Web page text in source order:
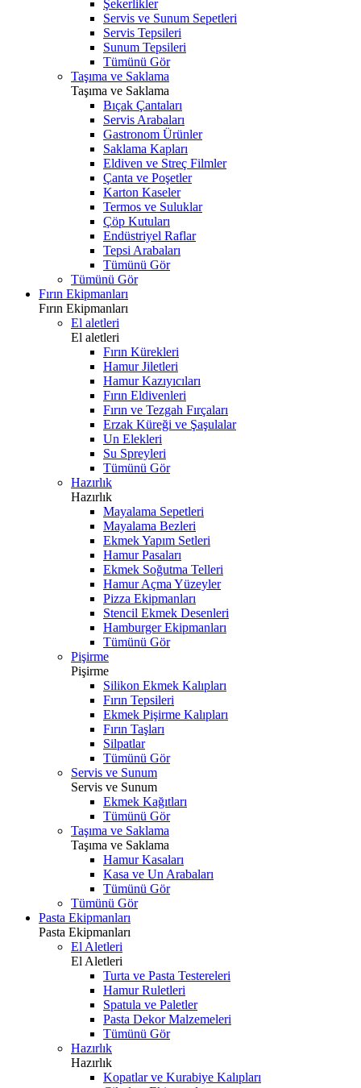
Şekerlikler
Servis ve Sunum Sepetleri
Servis Tepsileri
Sunum Tepsileri
Tümünü Gör
Taşıma ve Saklama
Taşıma ve Saklama
Bıçak Çantaları
Servis Arabaları
Gastronom Ürünler
Saklama Kapları
Eldiven ve Streç Filmler
Çanta ve Poşetler
Karton Kaseler
Termos ve Suluklar
Çöp Kutuları
Endüstriyel Raflar
Tepsi Arabaları
Tümünü Gör
Tümünü Gör
Fırın Ekipmanları
Fırın Ekipmanları
El aletleri
El aletleri
Fırın Kürekleri
Hamur Jiletleri
Hamur Kazıyıcıları
Fırın Eldivenleri
Fırın ve Tezgah Fırçaları
Erzak Küreği ve Şaşulalar
Un Elekleri
Su Spreyleri
Tümünü Gör
Hazırlık
Hazırlık
Mayalama Sepetleri
Mayalama Bezleri
Ekmek Yapım Setleri
Hamur Pasaları
Ekmek Soğutma Telleri
Hamur Açma Yüzeyler
Pizza Ekipmanları
Stencil Ekmek Desenleri
Hamburger Ekipmanları
Tümünü Gör
Pişirme
Pişirme
Silikon Ekmek Kalıpları
Fırın Tepsileri
Ekmek Pişirme Kalıpları
Fırın Taşları
Silpatlar
Tümünü Gör
Servis ve Sunum
Servis ve Sunum
Ekmek Kağıtları
Tümünü Gör
Taşıma ve Saklama
Taşıma ve Saklama
Hamur Kasaları
Kasa ve Un Arabaları
Tümünü Gör
Tümünü Gör
Pasta Ekipmanları
Pasta Ekipmanları
El Aletleri
El Aletleri
Turta ve Pasta Testereleri
Hamur Ruletleri
Spatula ve Paletler
Pasta Dekor Malzemeleri
Tümünü Gör
Hazırlık
Hazırlık
Kopatlar ve Kurabiye Kalıpları